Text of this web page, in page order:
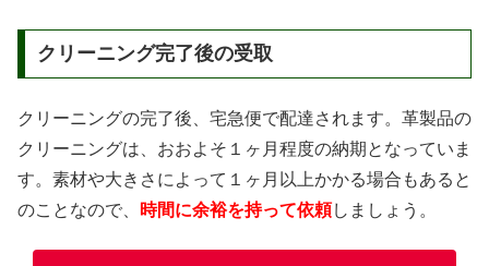
クリーニング完了後の受取
クリーニングの完了後、宅急便で配達されます。革製品の
クリーニングは、おおよそ１ヶ月程度の納期となっていま
す。素材や大きさによって１ヶ月以上かかる場合もあると
のことなので、
時間に余裕を持って依頼しましょう。